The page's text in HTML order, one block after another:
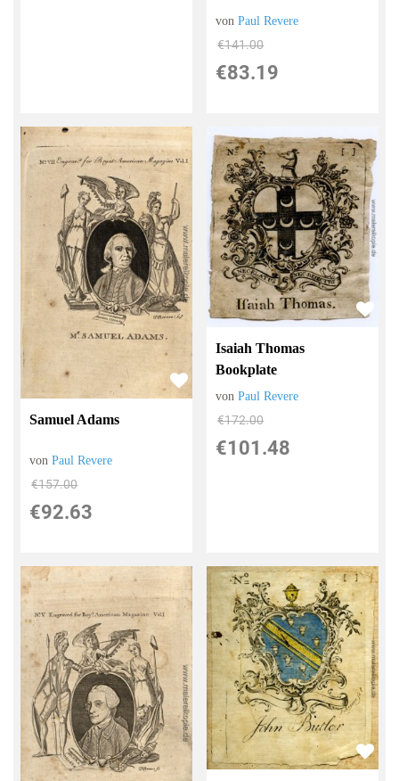
vonPaul Revere
€141.00
€83.19
Samuel Adams
vonPaul Revere
€157.00
€92.63
Isaiah Thomas
Bookplate
vonPaul Revere
€172.00
€101.48